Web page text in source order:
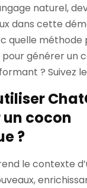
naturel,
dans cette
quelle méthode
pour générer un
? Suivez
cocon
?
le contexte